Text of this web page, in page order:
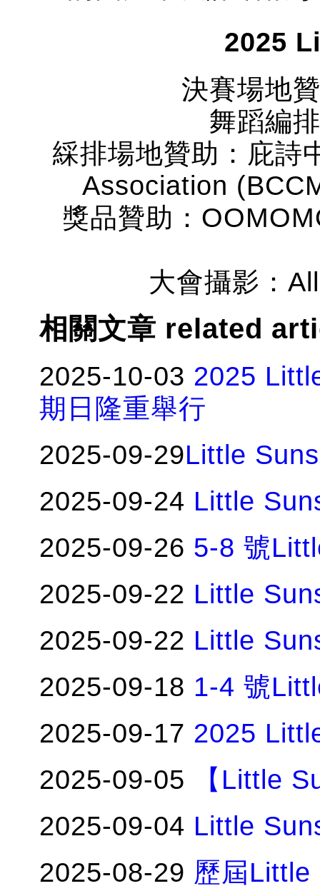
2025
決賽場地
舞蹈編
綵排場地贊助：庇詩
Association
獎品贊助：
大會攝影：
相關文章 related
2025-10-03 2025
期日隆重舉行
2025-09-29Little
2025-09-24 Little
2025-09-26 5-8 號
2025-09-22 Little
2025-09-22 Little
2025-09-18 1-4 號
2025-09-17 2025
2025-09-05
【Little
2025-09-04 Little
2025-08-29 歷屆Little